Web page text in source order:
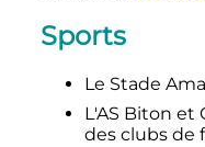
Sports
Le Stade
L'AS Biton et
des clubs de